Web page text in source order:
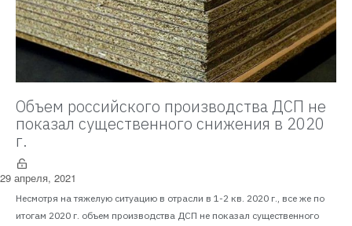
Объем российского производства ДСП не
показал существенного снижения в 2020
г.
29 апреля, 2021
Несмотря на тяжелую ситуацию в отрасли в 1-2 кв. 2020 г., все же по
итогам 2020 г. объем производства ДСП не показал существенного